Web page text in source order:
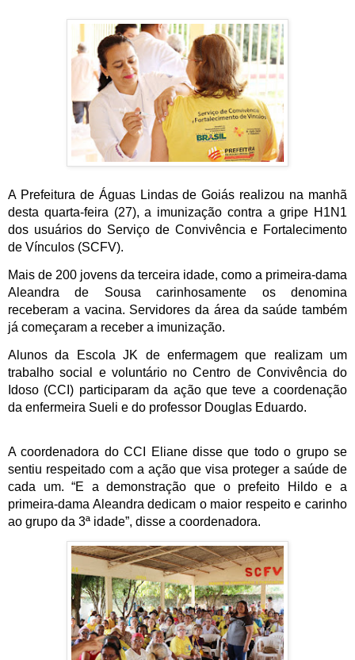
A Prefeitura de Águas Lindas de Goiás realizou na manhã
desta quarta-feira (27), a imunização contra a gripe H1N1
dos usuários do Serviço de Convivência e Fortalecimento
de Vínculos (SCFV).
Mais de 200 jovens da terceira idade, como a primeira-dama
Aleandra de Sousa carinhosamente os denomina
receberam a vacina. Servidores da área da saúde também
já começaram a receber a imunização.
Alunos da Escola JK de enfermagem que realizam um
trabalho social e voluntário no Centro de Convivência do
Idoso (CCI) participaram da ação que teve a coordenação
da enfermeira Sueli e do professor Douglas Eduardo.
A coordenadora do CCI Eliane disse que todo o grupo se
sentiu respeitado com a ação que visa proteger a saúde de
cada um. “E a demonstração que o prefeito Hildo e a
primeira-dama Aleandra dedicam o maior respeito e carinho
ao grupo da 3ª idade”, disse a coordenadora.